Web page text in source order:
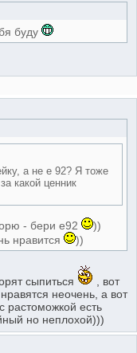
буду
а не е 92? Я тоже
какой ценник
- бери е92
))
нравится
))
сыпиться
, вот
неочень, а вот
растоможкой есть
но неплохой)))